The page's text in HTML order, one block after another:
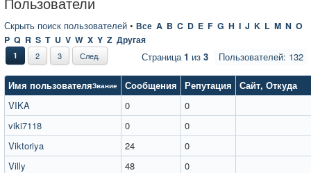
Скрыть поиск пользователей • Все A B C D E F G H I J K L M N O
P Q R S T U V W X Y Z Другая
Пользователей: 132
1 2 3 След. Страница1 из 3
Имя пользователяЗвание Сообщения Репутация Сайт, Откуда
VIKA
0
0
viki7118
0
0
Viktoriya
24
0
Villy
48
0